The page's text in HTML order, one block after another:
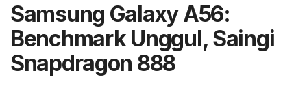
Samsung Galaxy A56:
Benchmark Unggul, Saingi
Snapdragon 888